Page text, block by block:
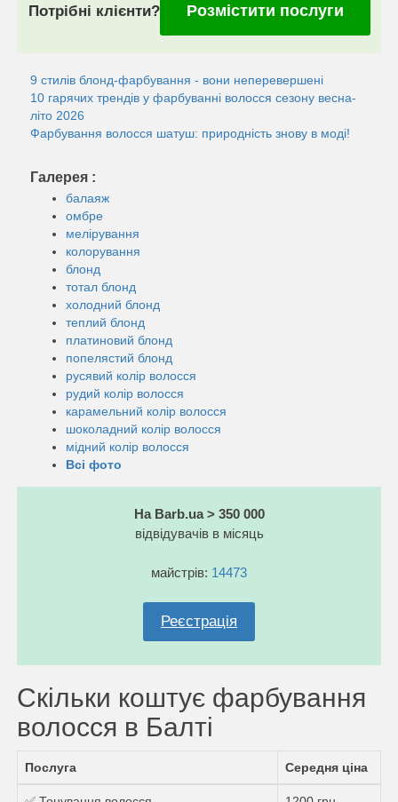
Потрібні клієнти? Розмістити послуги
9 стилів блонд-фарбування - вони неперевершені
10 гарячих трендів у фарбуванні волосся сезону весна-
літо 2026
Фарбування волосся шатуш: природність знову в моді!
Галерея :
балаяж
омбре
мелірування
колорування
блонд
тотал блонд
холодний блонд
теплий блонд
платиновий блонд
попелястий блонд
русявий колір волосся
рудий колір волосся
карамельний колір волосся
шоколадний колір волосся
мідний колір волосся
Всі фото
На Barb.ua > 350 000
відвідувачів в місяць
майстрів: 14473
Реєстрація
Скільки коштує фарбування
волосся в Балті
Послуга Середня ціна